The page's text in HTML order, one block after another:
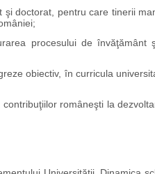
doctorat, pentru care tinerii
procesului de învăţământ
obiectiv, în curricula
româneşti la